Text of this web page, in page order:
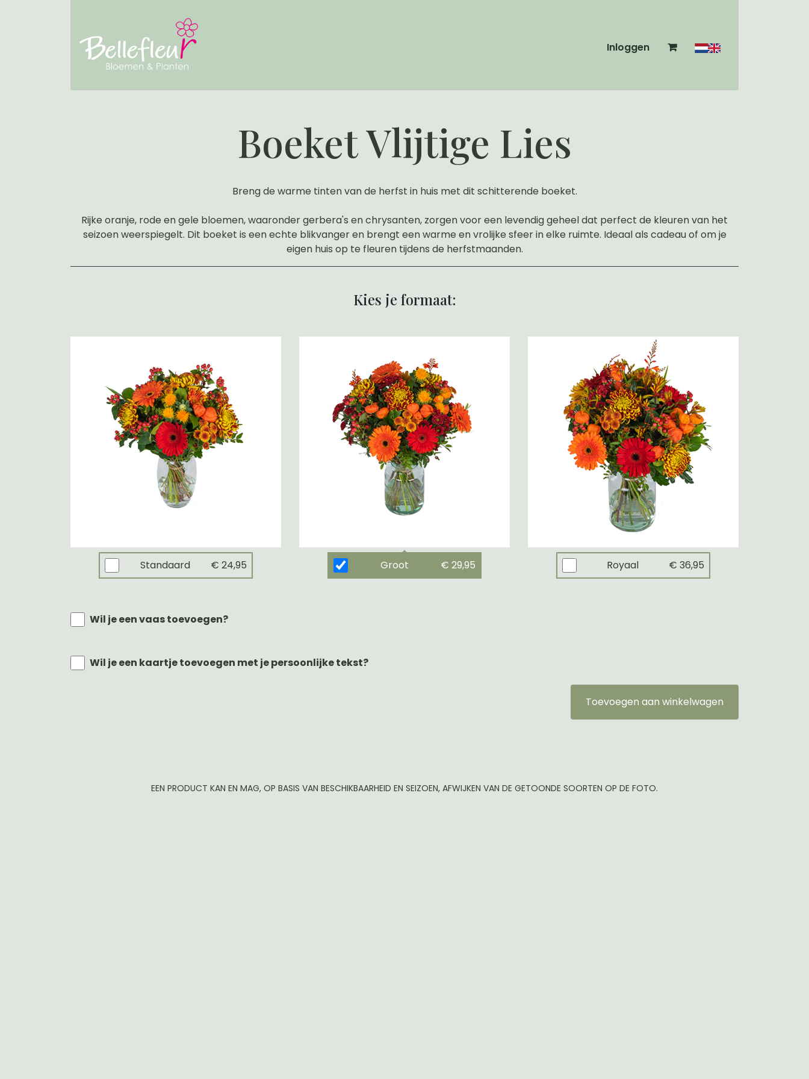
Inloggen
Boeket Vlijtige Lies
Breng de warme tinten van de herfst in huis met dit schitterende boeket.
Rijke oranje, rode en gele bloemen, waaronder gerbera's en chrysanten, zorgen voor een levendig geheel dat perfect de kleuren van het
seizoen weerspiegelt. Dit boeket is een echte blikvanger en brengt een warme en vrolijke sfeer in elke ruimte. Ideaal als cadeau of om je
eigen huis op te fleuren tijdens de herfstmaanden.
Kies je formaat:
Standaard € 24,95 Groot € 29,95 Royaal € 36,95
Wil je een vaas toevoegen?
Wil je een kaartje toevoegen met je persoonlijke tekst?
Toevoegen aan winkelwagen
EEN PRODUCT KAN EN MAG, OP BASIS VAN BESCHIKBAARHEID EN SEIZOEN, AFWIJKEN VAN DE GETOONDE SOORTEN OP DE FOTO.